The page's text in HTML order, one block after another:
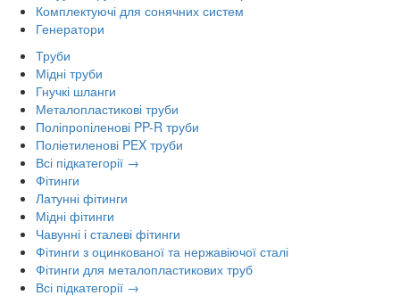
Комплектуючі для сонячних систем
Генератори
Труби
Мідні труби
Гнучкі шланги
Металопластикові труби
Поліпропіленові PP-R труби
Поліетиленові PEX труби
Всі підкатегорії →
Фітинги
Латунні фітинги
Мідні фітинги
Чавунні і сталеві фітинги
Фітинги з оцинкованої та нержавіючої сталі
Фітинги для металопластикових труб
Всі підкатегорії →